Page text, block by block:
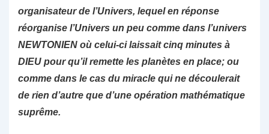
organisateur de l’Univers, lequel en réponse
réorganise l’Univers un peu comme dans l’univers
NEWTONIEN où celui-ci laissait cinq minutes à
DIEU pour qu’il remette les planètes en place; ou
comme dans le cas du miracle qui ne découlerait
de rien d’autre que d’une opération mathématique
suprême.